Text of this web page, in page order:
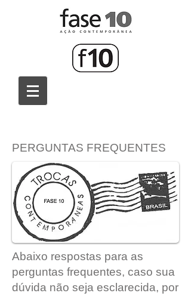
PERGUNTAS FREQUENTES
Abaixo respostas para as
perguntas frequentes, caso sua
dúvida não seja esclarecida, por